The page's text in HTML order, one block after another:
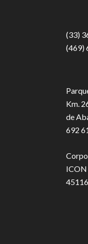
(33)
(469)
Km.
de
692
ICON